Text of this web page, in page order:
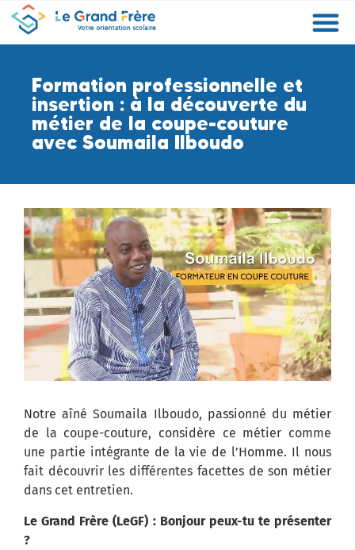
Formation professionnelle et
insertion : à la découverte du
métier de la coupe-couture
avec Soumaila Ilboudo
Notre aîné Soumaila Ilboudo, passionné du métier
de la coupe-couture, considère ce métier comme
une partie intégrante de la vie de l’Homme. Il nous
fait découvrir les différentes facettes de son métier
dans cet entretien.
Le Grand Frère (LeGF) : Bonjour peux-tu te présenter
?